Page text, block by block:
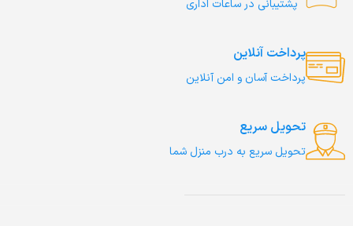
پشتیبانی در ساعات اداری
پرداخت آنلاین
پرداخت آسان و امن آنلاین
تحویل سریع
تحویل سریع به درب منزل شما